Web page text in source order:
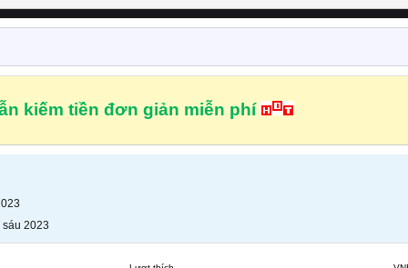
kiếm tiền đơn giản miễn phí
2023